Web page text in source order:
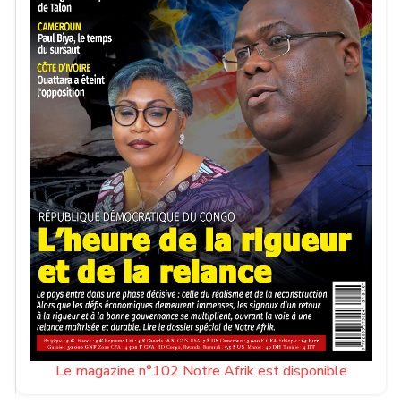
Le magazine n°102 Notre Afrik est disponible